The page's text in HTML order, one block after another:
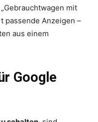
mit
passende Anzeigen –
aus einem
Google